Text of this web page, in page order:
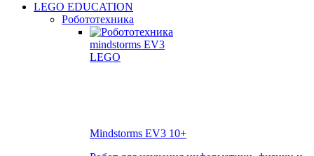
LEGO EDUCATION
Робототехника
Mindstorms EV3 10+